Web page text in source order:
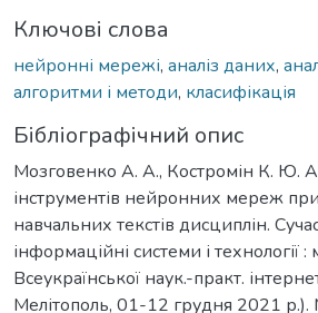
Ключові слова
нейронні мережі, аналіз даних,
алгоритми і методи, класифікація
Бібліографічний опис
Мозговенко А. А., Костромін К. Ю.
інструментів нейронних мереж при
навчальних текстів дисциплін.
інформаційні системи і технології :
Всеукраїнської наук.-практ.
Мелітополь, 01-12 грудня 2021 р.).